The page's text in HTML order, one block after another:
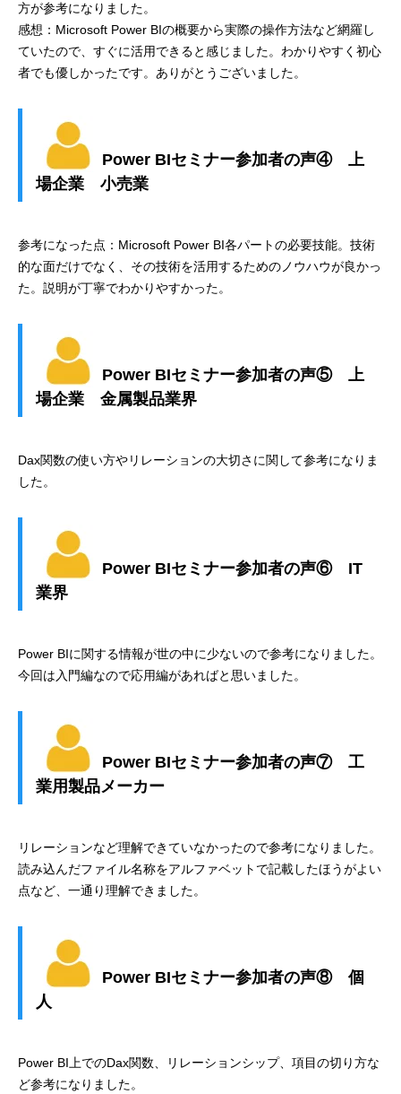
方が参考になりました。
感想：Microsoft Power BIの概要から実際の操作方法など網羅し
ていたので、すぐに活用できると感じました。わかりやすく初心
者でも優しかったです。ありがとうございました。
Power BIセミナー参加者の声④ 上
場企業 小売業
参考になった点：Microsoft Power BI各パートの必要技能。技術
的な面だけでなく、その技術を活用するためのノウハウが良かっ
た。説明が丁寧でわかりやすかった。
Power BIセミナー参加者の声⑤ 上
場企業 金属製品業界
Dax関数の使い方やリレーションの大切さに関して参考になりま
した。
Power BIセミナー参加者の声⑥ IT
業界
Power BIに関する情報が世の中に少ないので参考になりました。
今回は入門編なので応用編があればと思いました。
Power BIセミナー参加者の声⑦ 工
業用製品メーカー
リレーションなど理解できていなかったので参考になりました。
読み込んだファイル名称をアルファベットで記載したほうがよい
点など、一通り理解できました。
Power BIセミナー参加者の声⑧ 個
人
Power BI上でのDax関数、リレーションシップ、項目の切り方な
ど参考になりました。